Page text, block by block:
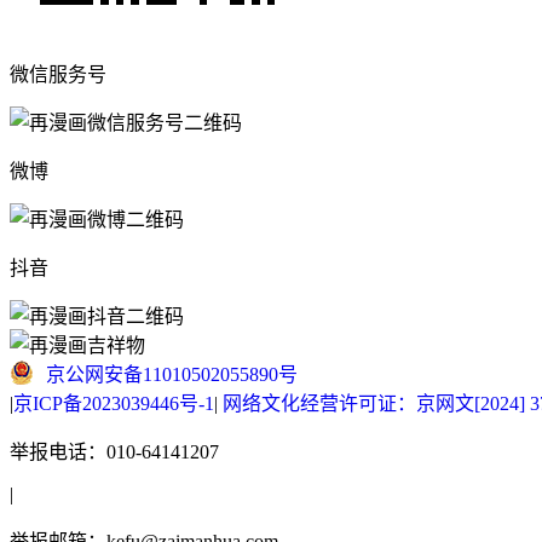
微信服务号
微博
抖音
京公网安备11010502055890号
|京ICP备2023039446号-1 | 网络文化经营许可证：京网文[2024]
举报电话：010-64141207
|